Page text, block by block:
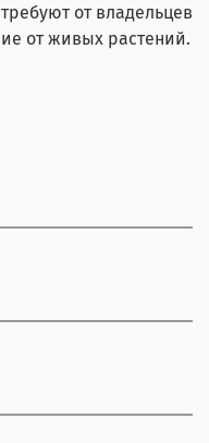
от владельцев
от живых растений.